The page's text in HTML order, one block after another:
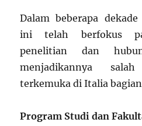
Dalam beberapa
ini telah berfokus
penelitian dan
menjadikannya
terkemuka di Italia
Program Studi dan